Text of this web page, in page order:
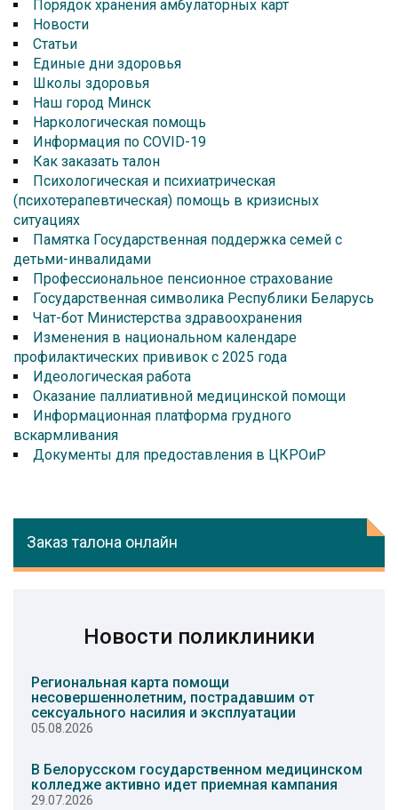
Порядок хранения амбулаторных карт
Новости
Статьи
Единые дни здоровья
Школы здоровья
Наш город Минск
Наркологическая помощь
Информация по COVID-19
Как заказать талон
Психологическая и психиатрическая
(психотерапевтическая) помощь в кризисных
ситуациях
Памятка Государственная поддержка семей с
детьми-инвалидами
Профессиональное пенсионное страхование
Государственная символика Республики Беларусь
Чат-бот Министерства здравоохранения
Изменения в национальном календаре
профилактических прививок с 2025 года
Идеологическая работа
Оказание паллиативной медицинской помощи
Информационная платформа грудного
вскармливания
Документы для предоставления в ЦКРОиР
Заказ талона онлайн
Новости поликлиники
Региональная карта помощи
несовершеннолетним, пострадавшим от
сексуального насилия и эксплуатации
05.08.2026
В Белорусском государственном медицинском
колледже активно идет приемная кампания
29.07.2026